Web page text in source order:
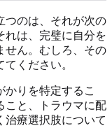
つのは、それが次の
れは、完璧に自分を
せん。むしろ、その
ください。
かりを特定するこ
こと、トラウマに配
治療選択肢について